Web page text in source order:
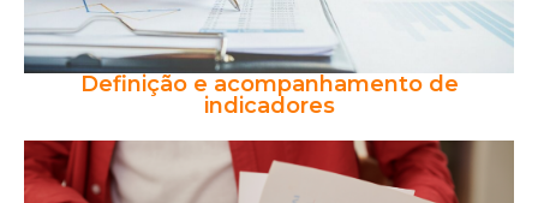
Definição e acompanhamento de
indicadores